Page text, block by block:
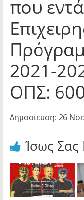
που
2021-
ΟΠΣ:
Δημοσίευση: 26
Ίσως Σας